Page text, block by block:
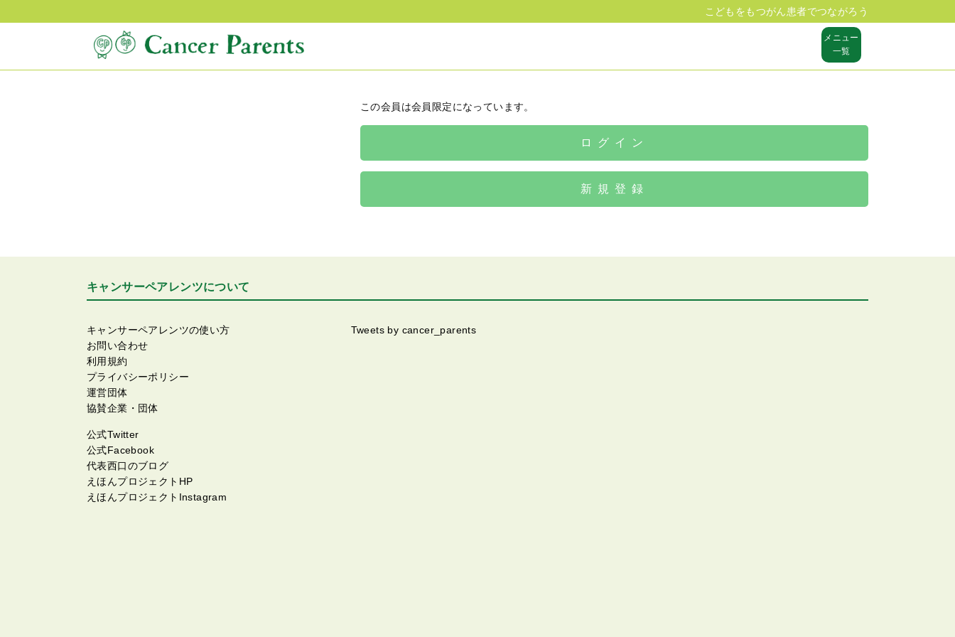
こどもをもつがん患者でつながろう
メニュー
一覧
この会員は会員限定になっています。
ログイン
新規登録
キャンサーペアレンツについて
キャンサーペアレンツの使い方
お問い合わせ
利用規約
プライバシーポリシー
運営団体
協賛企業・団体
公式Twitter
公式Facebook
代表西口のブログ
えほんプロジェクトHP
えほんプロジェクトInstagram
Tweets by cancer_parents